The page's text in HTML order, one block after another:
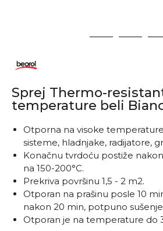
2 3 4
Sprej Thermo-
temperature beli
Otporna na visoke
sisteme, hladnjake, radijatore,
Konačnu tvrdoću postiže
na 150-200°C.
Prekriva površinu 1,5 - 2 m2.
Otporan na prašinu posle 10
nakon 20 min, potpuno
Otporan je na temperature do